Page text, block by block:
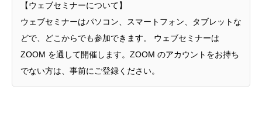
【ウェブセミナーについて】
ウェブセミナーはパソコン、スマートフォン、タブレットな
どで、どこからでも参加できます。 ウェブセミナーは
ZOOM を通して開催します。ZOOM のアカウントをお持ち
でない方は、事前にご登録ください。